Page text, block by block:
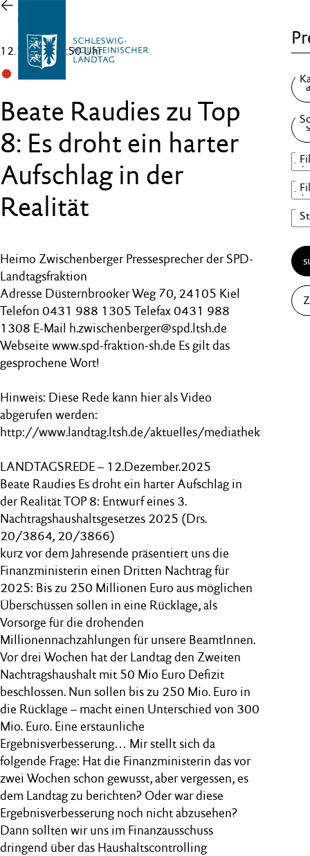
Zur
Übersicht
12.12.25 , 11:50 Uhr
Beate Raudies zu Top
8: Es droht ein harter
Aufschlag in der
Realität
Heimo Zwischenberger Pressesprecher der SPD-
Landtagsfraktion
Adresse Düsternbrooker Weg 70, 24105 Kiel
Telefon 0431 988 1305 Telefax 0431 988
1308 E-Mail h.zwischenberger@spd.ltsh.de
Webseite www.spd-fraktion-sh.de Es gilt das
gesprochene Wort!
Hinweis: Diese Rede kann hier als Video
abgerufen werden:
http://www.landtag.ltsh.de/aktuelles/mediathek
LANDTAGSREDE – 12.Dezember.2025
Beate Raudies Es droht ein harter Aufschlag in
der Realität TOP 8: Entwurf eines 3.
Nachtragshaushaltsgesetzes 2025 (Drs.
20/3864, 20/3866)
kurz vor dem Jahresende präsentiert uns die
Finanzministerin einen Dritten Nachtrag für
2025: Bis zu 250 Millionen Euro aus möglichen
Überschüssen sollen in eine Rücklage, als
Vorsorge für die drohenden
Millionennachzahlungen für unsere BeamtInnen.
Vor drei Wochen hat der Landtag den Zweiten
Nachtragshaushalt mit 50 Mio Euro Defizit
beschlossen. Nun sollen bis zu 250 Mio. Euro in
die Rücklage – macht einen Unterschied von 300
Mio. Euro. Eine erstaunliche
Ergebnisverbesserung… Mir stellt sich da
folgende Frage: Hat die Finanzministerin das vor
zwei Wochen schon gewusst, aber vergessen, es
dem Landtag zu berichten? Oder war diese
Ergebnisverbesserung noch nicht abzusehen?
Dann sollten wir uns im Finanzausschuss
dringend über das Haushaltscontrolling